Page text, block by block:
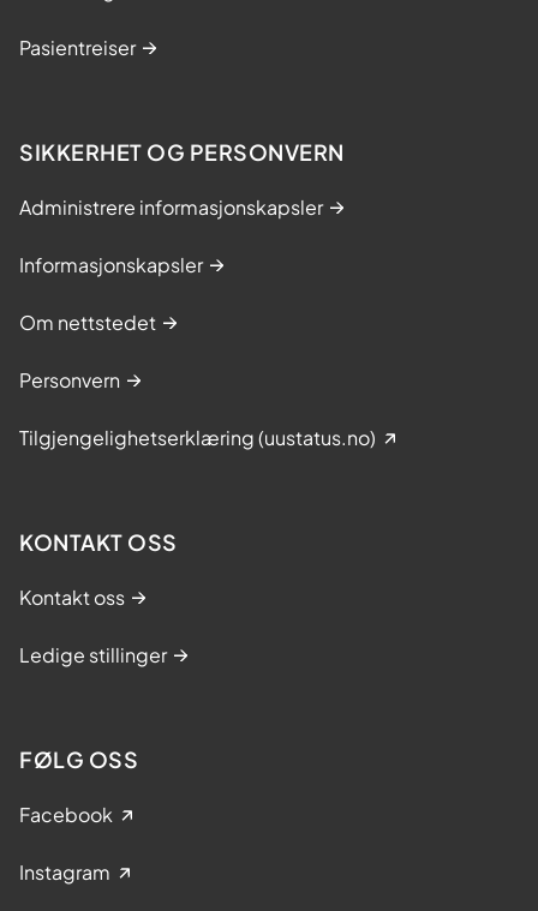
Pasientreiser
SIKKERHET OG PERSONVERN
Administrere informasjonskapsler
Informasjonskapsler
Om nettstedet
Personvern
Tilgjengelighetserklæring (uustatus.no)
KONTAKT OSS
Kontakt oss
Ledige stillinger
FØLG OSS
Facebook
Instagram